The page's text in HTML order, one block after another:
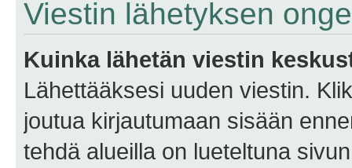
Viestin lähetyksen
Kuinka lähetän viestin
Lähettääksesi uuden viestin.
joutua kirjautumaan sisään
tehdä alueilla on lueteltuna